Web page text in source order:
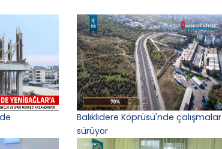
Balıklıdere Köprüsü'nde çalışmalar
sürüyor